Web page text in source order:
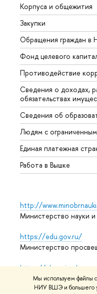
Мы используем файлы
НИУ ВШЭ и большего
Корпуса и общежития
Закупки
Обращения граждан
Фонд целевого
Противодействие
Сведения о доходах,
обязательствах
Сведения об
Людям с
Единая платежная
Работа в Вышке
http://
Министерство науки
https://edu.gov.ru/
Министерство
https://
Массовые открытые